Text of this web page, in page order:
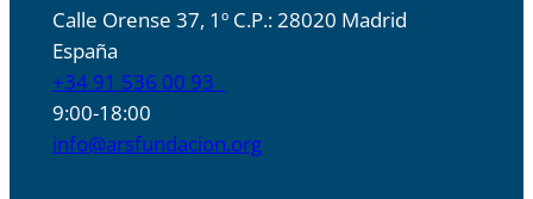
Calle Orense 37, 1º C.P.: 28020 Madrid
España
+34 91 536 00 93
9:00-18:00
info@arsfundacion.org